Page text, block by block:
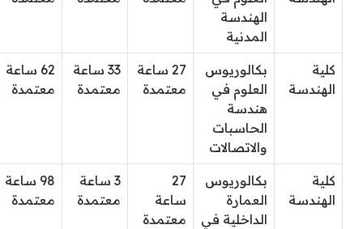
الهندسة
المدنية
كلية
الهندسة
بكالوريوس
العلوم في
هندسة
الحاسبات
والاتصالات
27 ساعة
معتمدة
33 ساعة
معتمدة
62 ساعة
معتمدة
كلية
الهندسة
بكالوريوس
العمارة
الداخلية في
ساعة
معتمدة
3 ساعة
معتمدة
98 ساعة
معتمدة